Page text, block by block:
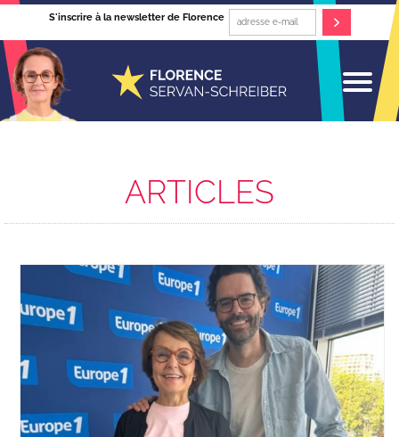
S'inscrire à la newsletter de Florence
ARTICLES